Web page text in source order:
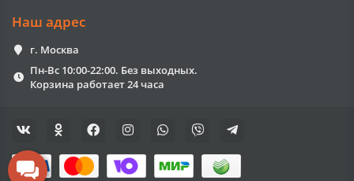
Наш адрес
г. Москва
Пн-Вс 10:00-22:00. Без выходных.
Корзина работает 24 часа